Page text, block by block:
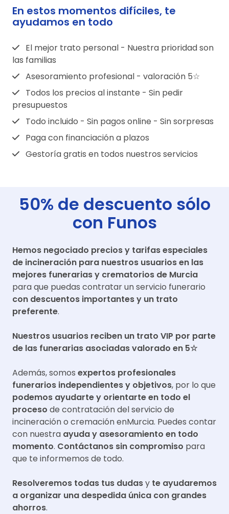
En estos momentos difíciles, te
ayudamos en todo
El mejor trato personal - Nuestra prioridad son
las familias
Asesoramiento profesional - valoración 5☆
Todos los precios al instante - Sin pedir
presupuestos
Todo incluido - Sin pagos online - Sin sorpresas
Paga con financiación a plazos
Gestoría gratis en todos nuestros servicios
50% de descuento sólo
con Funos
Hemos negociado precios y tarifas especiales
de incineración para nuestros usuarios en las
mejores funerarias y crematorios de Murcia
para que puedas contratar un servicio funerario
con descuentos importantes y un trato
preferente.
Nuestros usuarios reciben un trato VIP por parte
de las funerarias asociadas valorado en 5☆
Además, somos expertos profesionales
funerarios independientes y objetivos, por lo que
podemos ayudarte y orientarte en todo el
proceso de contratación del servicio de
incineración o cremación enMurcia. Puedes contar
con nuestra ayuda y asesoramiento en todo
momento. Contáctanos sin compromiso para
que te informemos de todo.
Resolveremos todas tus dudasy te ayudaremos
a organizar una despedida única con grandes
ahorros.